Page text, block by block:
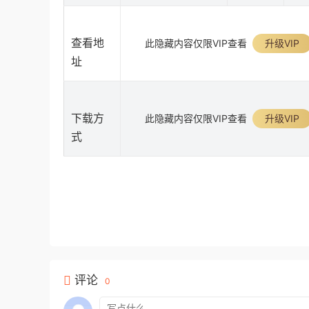
查看地
址
此隐藏内容仅限VIP查看 升级VIP
下载方
式
此隐藏内容仅限VIP查看 升级VIP
评论 0